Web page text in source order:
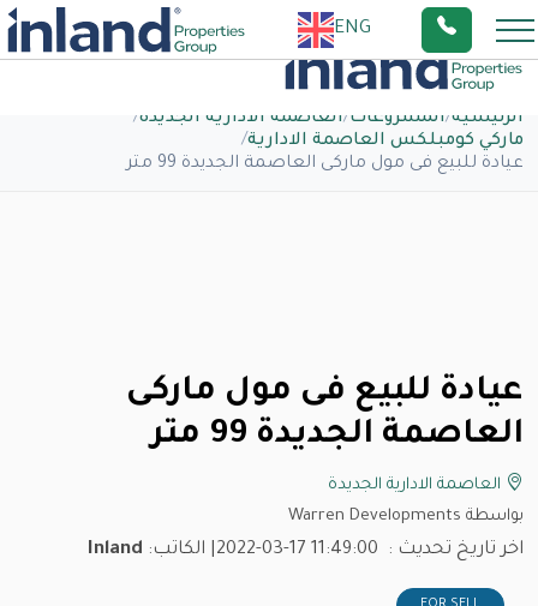
ENG
الرئيسية/المشروعات/العاصمة الادارية الجديدة/
ماركي كومبلكس العاصمة الادارية/
عيادة للبيع فى مول ماركى العاصمة الجديدة 99 متر
عيادة للبيع فى مول ماركى
العاصمة الجديدة 99 متر
العاصمة الادارية الجديدة
بواسطة Warren Developments
اخر تاريخ تحديث : 2022-03-17 11:49:00 | الكاتب: Inland